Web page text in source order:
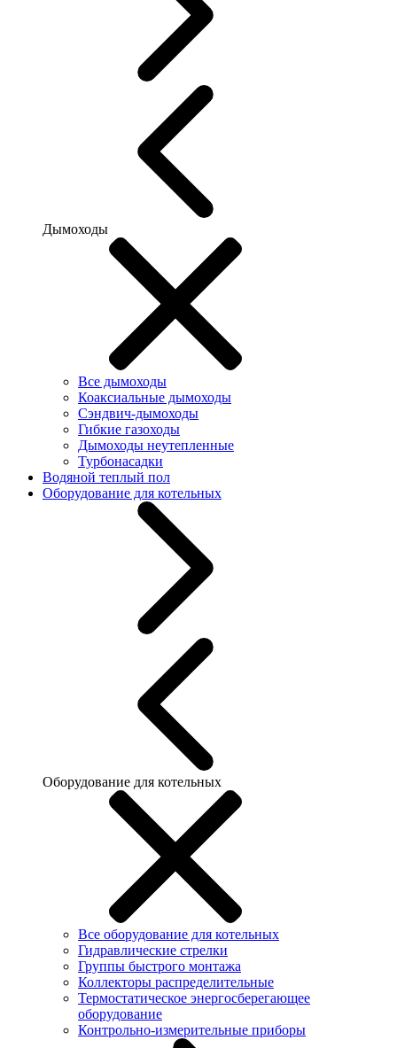
Дымоходы
Все дымоходы
Коаксиальные дымоходы
Сэндвич-дымоходы
Гибкие газоходы
Дымоходы неутепленные
Турбонасадки
Водяной теплый пол
Оборудование для котельных
Оборудование для котельных
Все оборудование для котельных
Гидравлические стрелки
Группы быстрого монтажа
Коллекторы распределительные
Термостатическое энергосберегающее
оборудование
Контрольно-измерительные приборы